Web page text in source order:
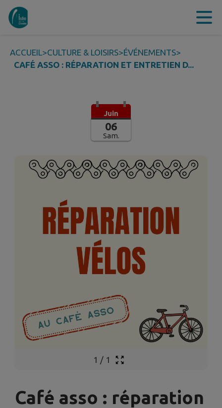
Contenu
ACCUEIL>CULTURE & LOISIRS>ÉVÉNEMENTS>
CAFÉ ASSO : RÉPARATION ET ENTRETIEN D...
Juin
06
Sam.
1 / 1
Café asso : réparation